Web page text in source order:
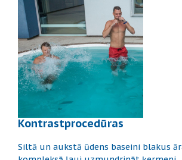
Kontrastprocedūras
Siltā un aukstā ūdens baseini blakus